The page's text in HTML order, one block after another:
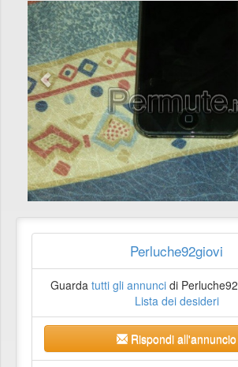
Perluche92giovi
Guarda tutti gli annuncidi
Lista dei desideri
Rispondi all'annuncio